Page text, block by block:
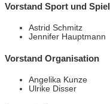
Vorstand Sport und Spiel
Astrid Schmitz
Jennifer Hauptmann
Vorstand Organisation
Angelika Kunze
Ulrike Disser